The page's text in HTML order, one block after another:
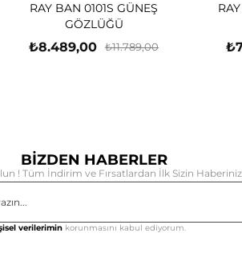
RAY BAN 0101S GÜNEŞ
GÖZLÜĞÜ
₺8.489,00 ₺11.789,00
BİZDEN HABERLER
! Tüm İndirim ve Fırsatlardan İlk Sizin
verilerimin korunmasını kabul ediyorum.